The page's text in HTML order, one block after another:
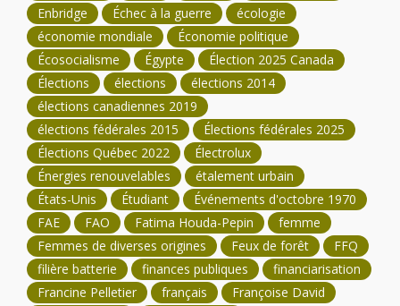
Enbridge
Échec à la guerre
écologie
économie mondiale
Économie politique
Écosocialisme
Égypte
Élection 2025 Canada
Élections
élections
élections 2014
élections canadiennes 2019
élections fédérales 2015
Élections fédérales 2025
Élections Québec 2022
Électrolux
Énergies renouvelables
étalement urbain
États-Unis
Étudiant
Événements d'octobre 1970
FAE
FAO Fatima Houda-Pepin
femme
Femmes de diverses origines
Feux de forêt
FFQ
filière batterie
finances publiques
financiarisation
Francine Pelletier
français
Françoise David